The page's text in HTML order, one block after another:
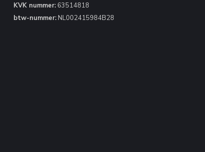
KVK nummer: 63514818
btw-nummer: NL002415984B28